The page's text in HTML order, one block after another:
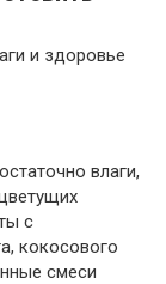
и здоровье
влаги,
с
кокосового
смеси